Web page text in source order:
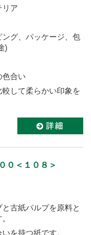
リア
グ、パッケージ、包
)
色合い
較して柔らかい印象を
０＜１０８＞
古紙パルプを原料と
を持つ紙です。